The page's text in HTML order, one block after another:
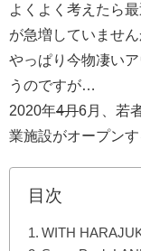
よくよく考えたら
が急増していません
やっぱり今物凄い
うのですが…
2020年4月6月、若
業施設がオープン
目次
WITH